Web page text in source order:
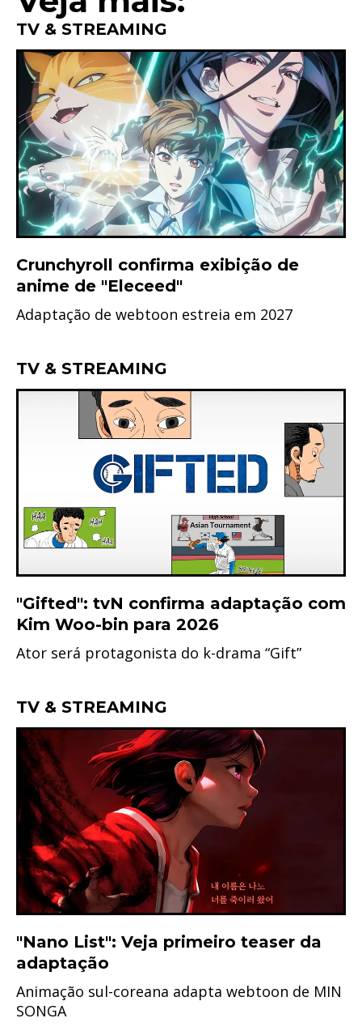
TV & STREAMING
Crunchyroll confirma exibição de
anime de "Eleceed"
Adaptação de webtoon estreia em 2027
TV & STREAMING
"Gifted": tvN confirma adaptação com
Kim Woo-bin para 2026
Ator será protagonista do k-drama “Gift”
TV & STREAMING
"Nano List": Veja primeiro teaser da
adaptação
Animação sul-coreana adapta webtoon de MIN
SONGA